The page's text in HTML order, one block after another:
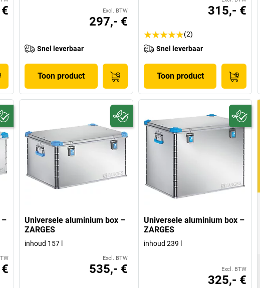
Excl. BTW
297,- €
Snel leverbaar
Toon product
315,- €
(2)
Snel leverbaar
Toon product
–
Universele aluminium box –
ZARGES
inhoud 157 l
Excl. BTW
535,- €
Universele aluminium box –
ZARGES
inhoud 239 l
Excl. BTW
325,- €